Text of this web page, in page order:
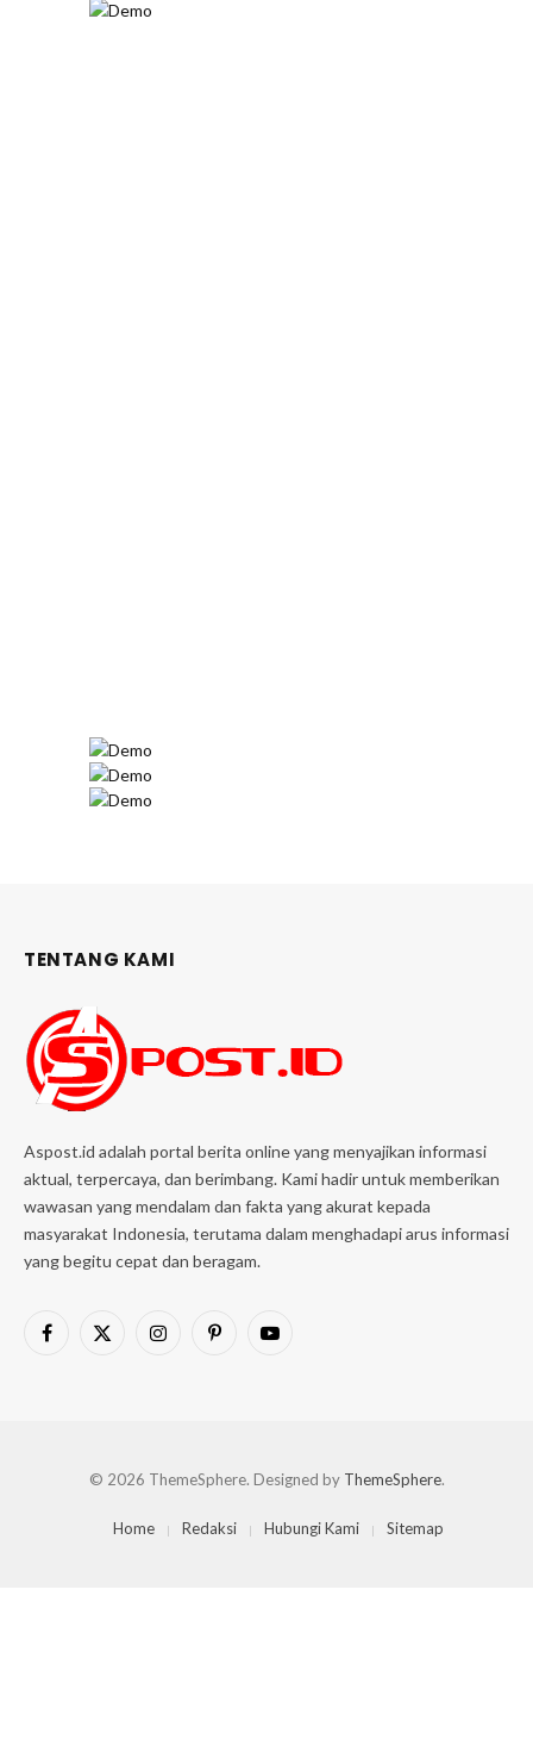
TENTANG KAMI
Aspost.id adalah portal berita online yang menyajikan informasi
aktual, terpercaya, dan berimbang. Kami hadir untuk memberikan
wawasan yang mendalam dan fakta yang akurat kepada
masyarakat Indonesia, terutama dalam menghadapi arus informasi
yang begitu cepat dan beragam.
Facebook
X
InstagramPinterestYouTube
© 2026 ThemeSphere. Designed by ThemeSphere.
Home Redaksi Hubungi Kami Sitemap